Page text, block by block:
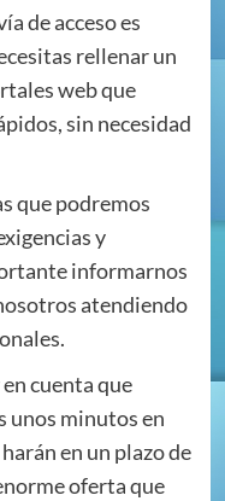
de acceso es
rellenar un
web que
sin necesidad
que podremos
y
informarnos
atendiendo
cuenta que
unos minutos en
en un plazo de
oferta que